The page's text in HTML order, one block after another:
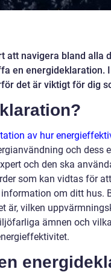
att navigera bland alla
en
det är viktigt för dig
av hur
och dess
och den ska
som kan vidtas för
om ditt hus.
är, vilken
ämnen och